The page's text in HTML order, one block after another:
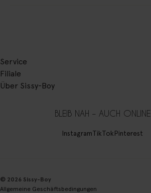
Service
Filiale
Über Sissy-Boy
BLEIB NAH – AUCH ONLINE
InstagramTikTokPinterest
© 2026 Sissy-Boy
Allgemeine Geschäftsbedingungen